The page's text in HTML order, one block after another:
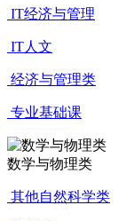
IT经济与管理
IT人文
经济与管理类
专业基础课
数学与物理类
其他自然科学类